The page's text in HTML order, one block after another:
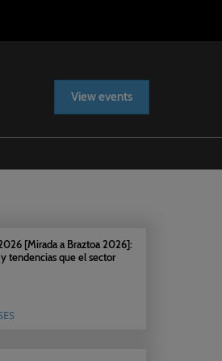
View events
[Mirada a Braztoa 2026]:
tendencias que el sector